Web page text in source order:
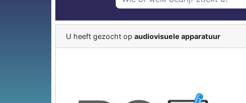
U heeft gezocht op audiovisuele apparatuur